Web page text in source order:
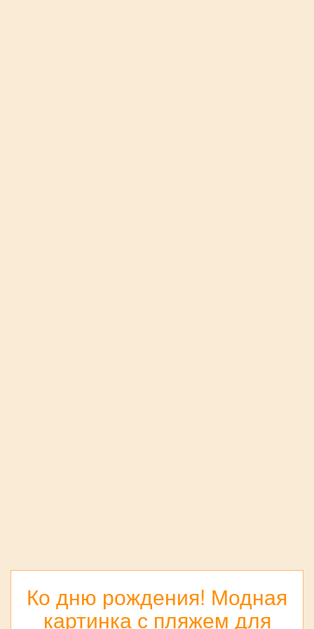
Ко дню рождения! Модная
картинка с пляжем для